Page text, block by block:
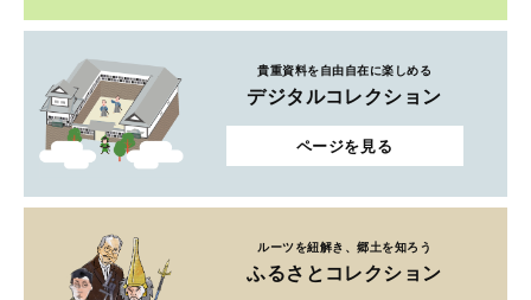
貴重資料を自由自在に楽しめる
デジタルコレクション
ページを見る
ルーツを紐解き、郷土を知ろう
ふるさとコレクション